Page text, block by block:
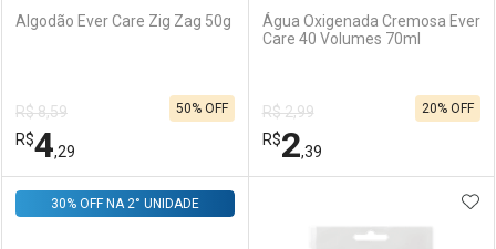
Comprar sem Desconto
Por R$ 21,38/cada
Comprar sem Desconto
Por R$ 21,38/cada
Comprar sem Desconto
Por R$ 3,67/cada
Comprar sem Desconto
Por R$ 3,67/cada
Algodão Ever Care Zig Zag 50g
R$ 8,59
R$4,29
50% OFF
Água Oxigenada Cremosa Ever
Care 40 Volumes 70ml
R$ 2,99
R$2,39
20% OFF
30% OFF NA 2° UNIDADE